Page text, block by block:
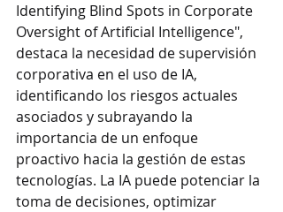
Identifying Blind Spots in Corporate
Oversight of Artificial Intelligence",
destaca la necesidad de supervisión
corporativa en el uso de IA,
identificando los riesgos actuales
asociados y subrayando la
importancia de un enfoque
proactivo hacia la gestión de estas
tecnologías. La IA puede potenciar la
toma de decisiones, optimizar